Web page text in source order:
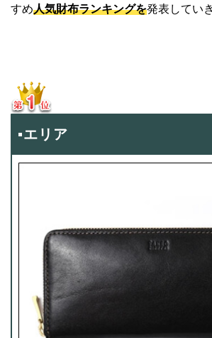
すめ人気財布ランキングを発表してい
▪エリア